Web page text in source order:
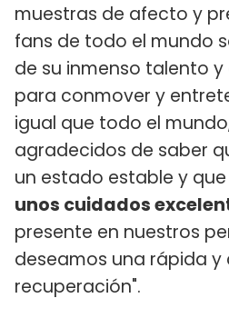
muestras de afecto y
fans de todo el mundo
de su inmenso talento
para conmover y
igual que todo el
agradecidos de saber
un estado estable y que
unos cuidados
presente en nuestros
deseamos una rápida
recuperación".